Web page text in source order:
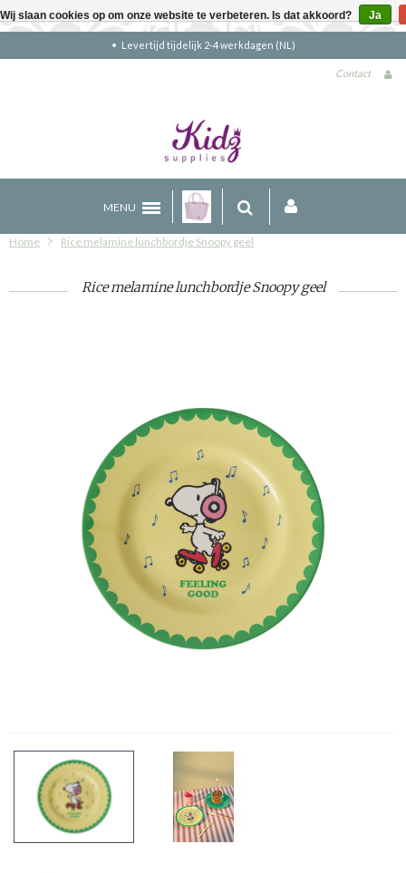
Gratis verzending boven €90 (NL)
Contact
MENU
Home Rice melamine lunchbordje Snoopy geel
Rice melamine lunchbordje Snoopy geel
Wij slaan cookies op om onze website te verbeteren. Is dat akkoord? Ja